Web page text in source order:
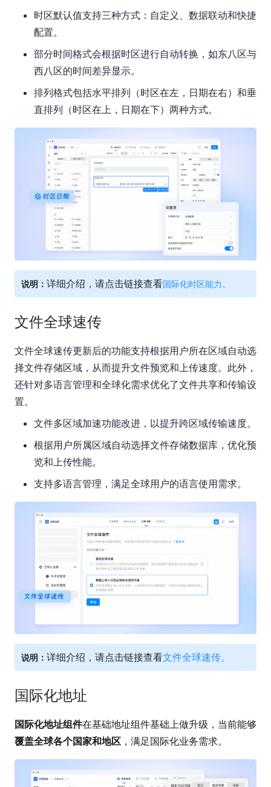
时区默认值支持三种方式：自定义、数据联动和快捷
配置。
部分时间格式会根据时区进行自动转换，如东八区与
西八区的时间差异显示。
排列格式包括水平排列（时区在左，日期在右）和垂
直排列（时区在上，日期在下）两种方式。
说明： 详细介绍，请点击链接查看国际化时区能力 。
文件全球速传
文件全球速传更新后的功能支持根据用户所在区域自动选
择文件存储区域，从而提升文件预览和上传速度。此外，
还针对多语言管理和全球化需求优化了文件共享和传输设
置。
文件多区域加速功能改进，以提升跨区域传输速度。
根据用户所属区域自动选择文件存储数据库，优化预
览和上传性能。
支持多语言管理，满足全球用户的语言使用需求。
说明： 详细介绍，请点击链接查看文件全球速传。
国际化地址
国际化地址组件在基础地址组件基础上做升级，当前能够
覆盖全球各个国家和地区 ，满足国际化业务需求。